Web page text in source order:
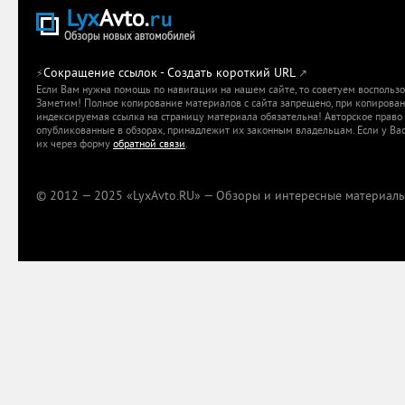
⚡Сокращение ссылок - Создать короткий URL ↗
Если Вам нужна помощь по навигации на нашем сайте, то советуем
Заметим! Полное копирование материалов с сайта запрещено, при
индексируемая ссылка на страницу материала обязательна! Авторское
опубликованные в обзорах, принадлежит их законным владельцам. Если у
их через форму обратной связи.
© 2012 — 2025 «LyxAvto.RU» — Обзоры и интересные